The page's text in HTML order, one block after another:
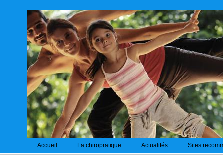
Accueil La chiropratique Actualités Sites